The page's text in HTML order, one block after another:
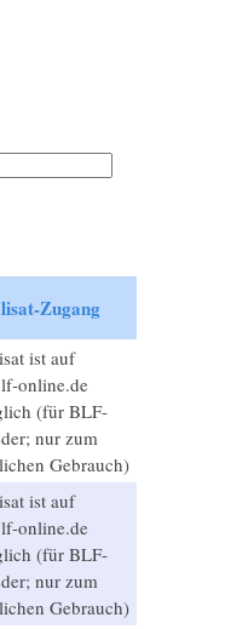
Zugang
ist auf
online.de
(für BLF-
nur zum
Gebrauch)
ist auf
online.de
(für BLF-
nur zum
Gebrauch)